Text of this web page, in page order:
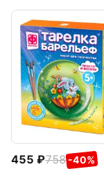
455 758 -40%